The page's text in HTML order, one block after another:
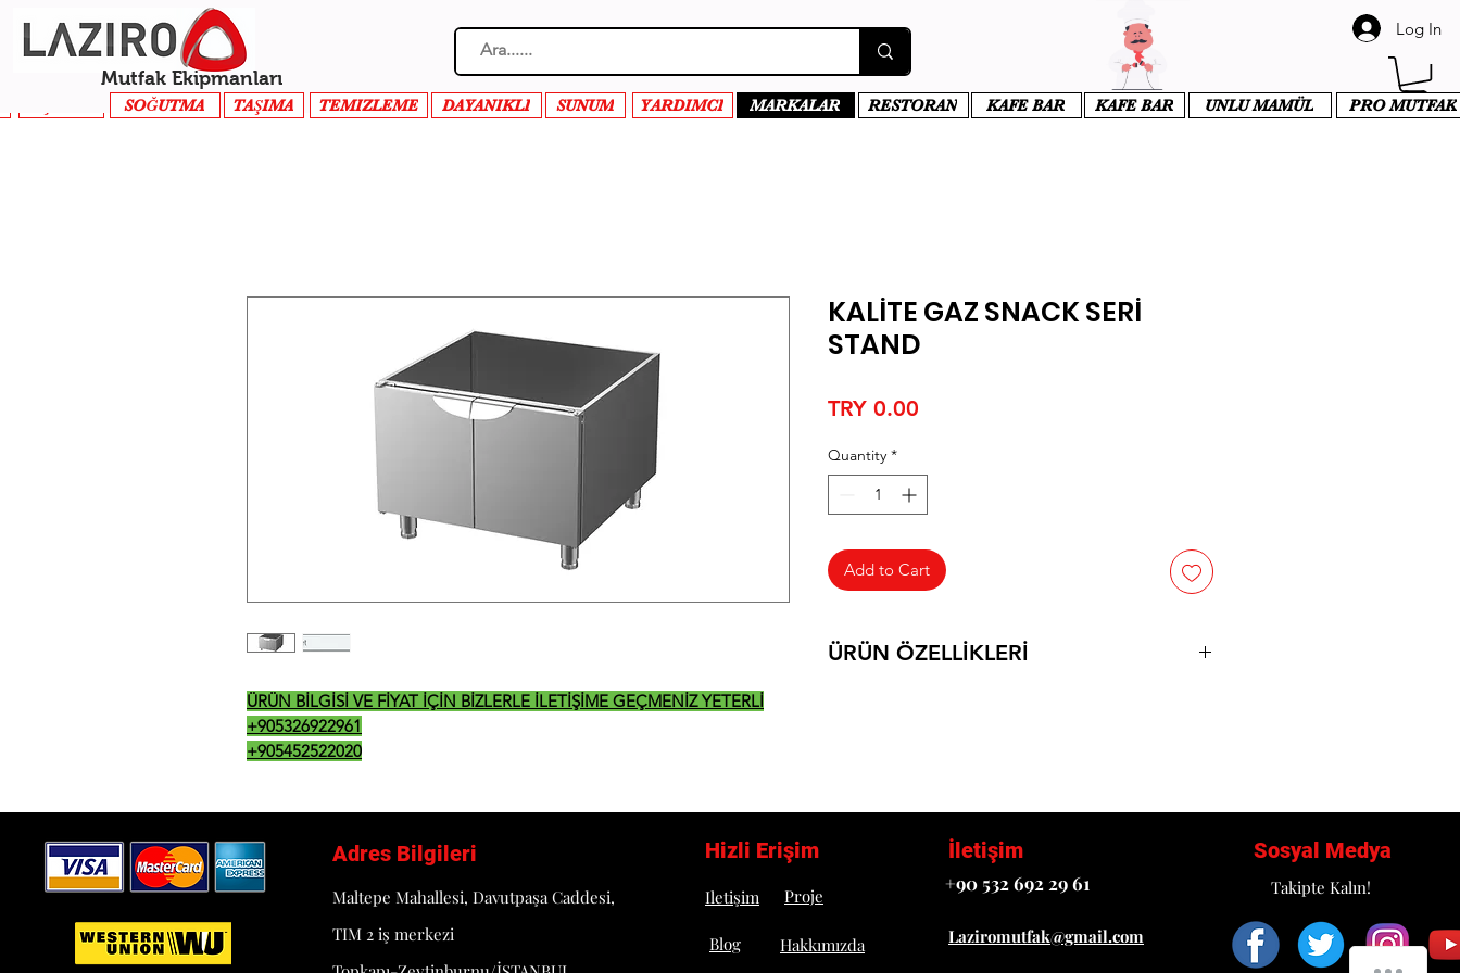
Mutfak Ekipmanları
Log In
SOĞUTMA TAŞIMA TEMIZLEME DAYANIKLI SUNUM YARDIMCI MARKALAR RESTORAN KAFE BAR KAFE BAR UNLU MAMÜL PRO MUTFAK
ÜRÜN BİLGİSİ VE FİYAT İÇİN BİZLERLE İLETİŞİME GEÇMENİZ YETERLİ
+905326922961
+905452522020
KALİTE GAZ SNACK SERİ
STAND
TRY 0.00
Quantity *
Add to Cart
ÜRÜN ÖZELLİKLERİ
Adres Bilgileri
Maltepe Mahallesi, Davutpaşa Caddesi,
TIM 2 iş merkezi
Hizli Erişim İletişim
Iletişim Proje
+90 532 692 29 61
Blog Hakkımızda Laziromutfak@gmail.com
Sosyal Medya
Takipte Kalın!
How can we help you?